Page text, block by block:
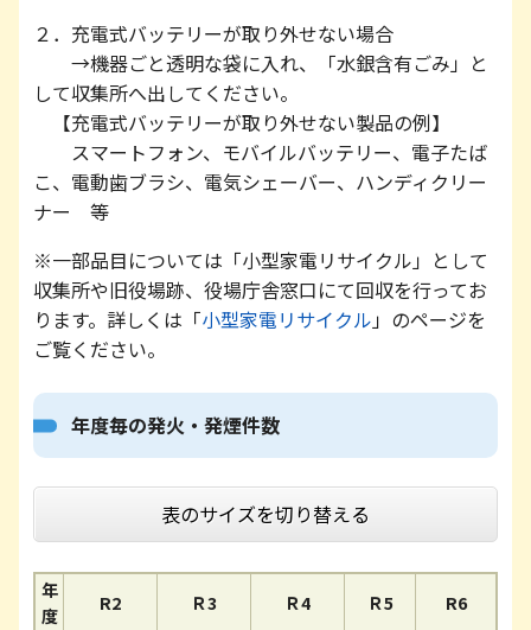
２．充電式バッテリーが取り外せない場合
→機器ごと透明な袋に入れ、「水銀含有ごみ」と
して収集所へ出してください。
【充電式バッテリーが取り外せない製品の例】
スマートフォン、モバイルバッテリー、電子たば
こ、電動歯ブラシ、電気シェーバー、ハンディクリー
ナー 等
※一部品目については「小型家電リサイクル」として
収集所や旧役場跡、役場庁舎窓口にて回収を行ってお
ります。詳しくは「小型家電リサイクル」のページを
ご覧ください。
年度毎の発火・発煙件数
表のサイズを切り替える
年
度
R2 Ｒ3 Ｒ4 Ｒ5
R6